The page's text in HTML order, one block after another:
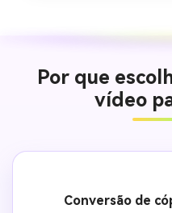
Por que
vídeo
Conversão de